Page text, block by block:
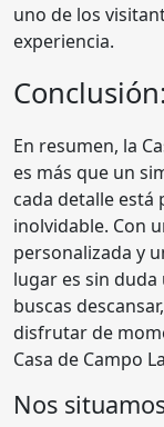
uno de los
experiencia.
En resumen, la
es más que un
cada detalle está
inolvidable. Con
personalizada y
lugar es sin duda
buscas
disfrutar de
Casa de Campo
Nos